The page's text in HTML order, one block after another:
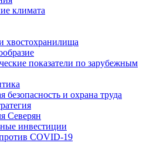
климата
хвостохранилища
показатели по зарубежным
и охрана труда
Северян
инвестиции
COVID‑19